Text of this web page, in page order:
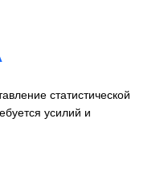
статистической
усилий и